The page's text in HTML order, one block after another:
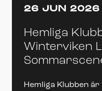
26 JUN 2026
Hemliga
Winterviken
Hemliga Klubben